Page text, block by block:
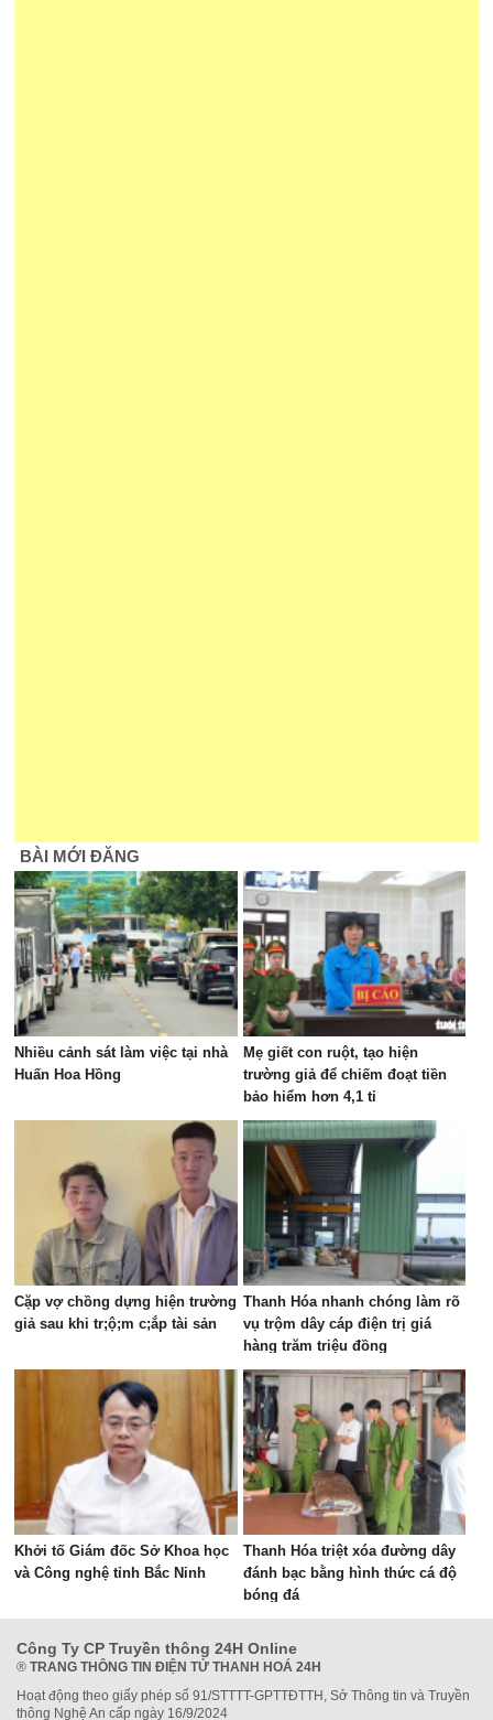
BÀI MỚI ĐĂNG
Nhiều cảnh sát làm việc tại nhà
Huấn Hoa Hồng
Mẹ giết con ruột, tạo hiện
trường giả để chiếm đoạt tiền
bảo hiểm hơn 4,1 tỉ
Cặp vợ chồng dựng hiện trường
giả sau khi tr;ộ;m c;ắp tài sản
Thanh Hóa nhanh chóng làm rõ
vụ trộm dây cáp điện trị giá
hàng trăm triệu đồng
Khởi tố Giám đốc Sở Khoa học
và Công nghệ tỉnh Bắc Ninh
Thanh Hóa triệt xóa đường dây
đánh bạc bằng hình thức cá độ
bóng đá
Công Ty CP Truyền thông 24H Online
® TRANG THÔNG TIN ĐIỆN TỬ THANH HOÁ 24H
Hoạt động theo giấy phép số 91/STTTT-GPTTĐTTH, Sở Thông tin và Truyền
thông Nghệ An cấp ngày 16/9/2024